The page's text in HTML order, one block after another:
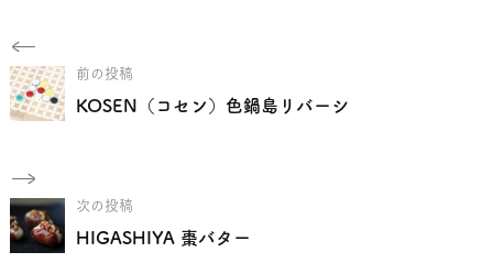
前の投稿
KOSEN（コセン）色鍋島リバーシ
次の投稿
HIGASHIYA 棗バター